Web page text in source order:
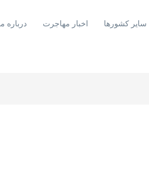
سایر کشورها اخبار مهاجرت درباره